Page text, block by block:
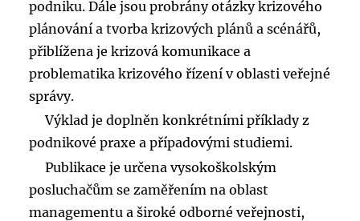
podniku. Dále jsou probrány otázky krizového
plánování a tvorba krizových plánů a scénářů,
přiblížena je krizová komunikace a
problematika krizového řízení v oblasti veřejné
správy.
Výklad je doplněn konkrétními příklady z
podnikové praxe a případovými studiemi.
Publikace je určena vysokoškolským
posluchačům se zaměřením na oblast
managementu a široké odborné veřejnosti,